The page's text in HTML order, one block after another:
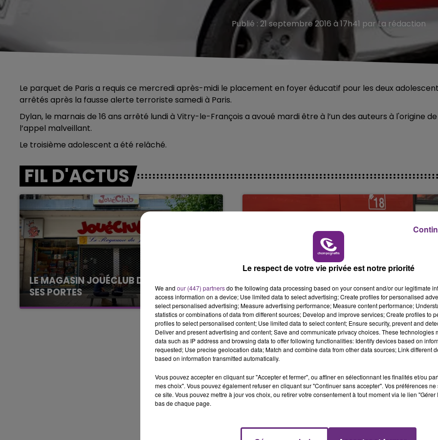
10h00 - 14h00
LE TICKET DE CAISSE LA RADIO POP
Publié : 21 septembre 2016 à 17h41 par La rédaction
Le parquet de Paris a requis ce mercredi après-midi le placement en foyer éducatif pour les deux
arrêtés après la fausse alerte terroriste samedi à Paris.
Dylan, le marnais de 16 ans arrêté lundi à Vitry-le-François a avoué mardi être à l’un des auteurs à l'origine de
l’appel malveillant.
Le troisième adolescent a été relâché.
FIL D'ACTUS
LE MAGASIN JOUÉCLUB DE REIMS FERME
SES PORTES
C'était l'une des institutions du centre-ville
rémois. Le magasin JouéClub est contraint de
BLESSÉE
Une automobiliste s'est retrouvée piégée dans
son véhicule après une collision avec un poids
lourd. Très grièvement blessée, la jeune femme
de 20 ans a été...
Le respect de votre vie privée est notre priorité
We and our (447) partnersdo the following data processing based on your consent and/or our legitimate
access information on a device; Use limited data to select advertising; Create profiles for personalised
select personalised advertising; Measure advertising performance; Measure content performance;
statistics or combinations of data from different sources; Develop and improve services; Create profiles to
profiles to select personalised content; Use limited data to select content; Ensure security, prevent and
Deliver and present advertising and content; Save and communicate privacy choices. These technologies
data such as IP address and browsing data to offer following functionalities: Identify devices based on
requested; Use precise geolocation data; Match and combine data from other data sources; Link different
based on information transmitted automatically.
Vous pouvez accepter en cliquant sur "Accepter et fermer", ou affiner en sélectionnant les finalités et/ou
mes choix". Vous pouvez également refuser en cliquant sur "Continuer sans accepter". Vos préférences
ce site. Vous pouvez mettre à jour vos choix, ou retirer votre consentement à tout moment via le lien
bas de chaque page.